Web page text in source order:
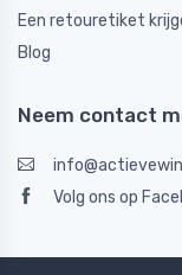
Een retouretiket
Blog
Neem contact
Volg ons op